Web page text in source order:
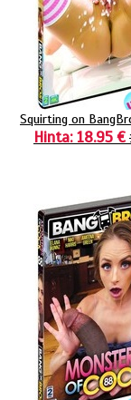
Squirting on
Hinta: 18.95 €